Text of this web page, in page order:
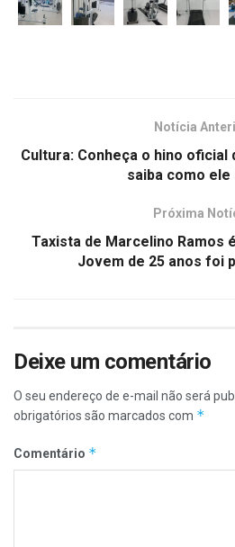
Notícia
Cultura: Conheça o hino oficial
saiba como ele
Próxima
Taxista de Marcelino Ramos
Jovem de 25 anos foi
Deixe um comentário
O seu endereço de e-mail não será
obrigatórios são marcados com *
Comentário *